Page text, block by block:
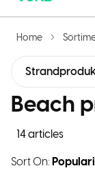
Home
14 articles
Beach
Sort On: